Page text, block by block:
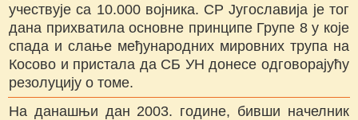
учествује са 10.000 војника. СР Југославија је тог
дана прихватила основне принципе Групе 8 у које
спада и слање међународних мировних трупа на
Косово и пристала да СБ УН донесе одговорајућу
резолуцију о томе.
На данашњи дан 2003. године, бивши начелник